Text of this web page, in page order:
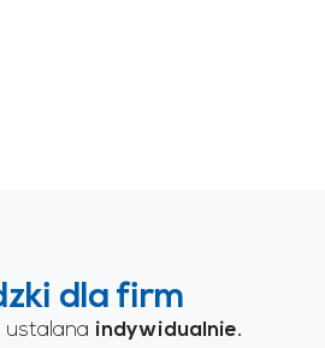
dla firm
ustalana indywidualnie.